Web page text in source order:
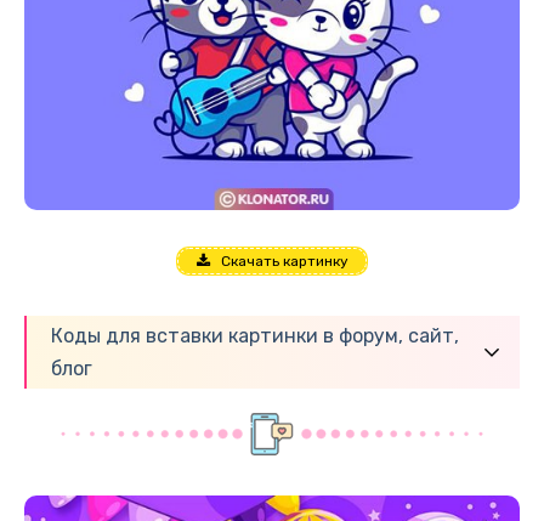
Скачать картинку
Коды для вставки картинки в форум, сайт,
блог